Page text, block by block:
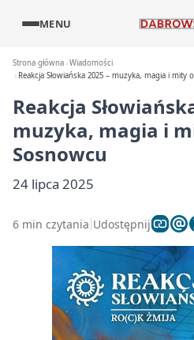
MENU
Strona główna Wiadomości
Reakcja Słowiańska 2025 – muzyka, magia i mity
Reakcja
muzyka, magia i
Sosnowcu
24 lipca 2025
6 min czytania Udostępnij